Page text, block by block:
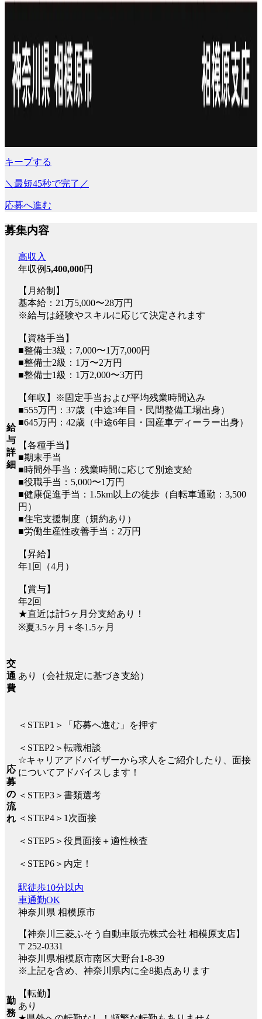
キープする
＼最短45秒で完了／
応募へ進む
募集内容
給
与
詳
細
高収入
年収例5,400,000円
【月給制】
基本給：21万5,000〜28万円
※給与は経験やスキルに応じて決定されます
【資格手当】
■整備士3級：7,000〜1万7,000円
■整備士2級：1万〜2万円
■整備士1級：1万2,000〜3万円
【年収】※固定手当および平均残業時間込み
■555万円：37歳（中途3年目・民間整備工場出身）
■645万円：42歳（中途6年目・国産車ディーラー出身）
【各種手当】
■期末手当
■時間外手当：残業時間に応じて別途支給
■役職手当：5,000〜1万円
■健康促進手当：1.5km以上の徒歩（自転車通勤：3,500
円）
■住宅支援制度（規約あり）
■労働生産性改善手当：2万円
【昇給】
年1回（4月）
【賞与】
年2回
★直近は計5ヶ月分支給あり！
※夏3.5ヶ月＋冬1.5ヶ月
交
通
費
あり（会社規定に基づき支給）
応
募
の
流
れ
＜STEP1＞「応募へ進む」を押す
＜STEP2＞転職相談
☆キャリアアドバイザーから求人をご紹介したり、面接
についてアドバイスします！
＜STEP3＞書類選考
＜STEP4＞1次面接
＜STEP5＞役員面接＋適性検査
＜STEP6＞内定！
勤
務
駅徒歩10分以内
車通勤OK
神奈川県 相模原市
【神奈川三菱ふそう自動車販売株式会社 相模原支店】
〒252-0331
神奈川県相模原市南区大野台1-8-39
※上記を含め、神奈川県内に全8拠点あります
【転勤】
あり